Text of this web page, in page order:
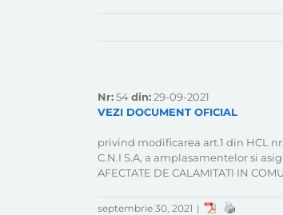
Nr:54din:29-09-2021
VEZI DOCUMENT OFICIAL
privind modificarea art.1 din HCL
C.N.I S.A, a amplasamentelor si
AFECTATE DE CALAMITATI IN
septembrie 30, 2021 |